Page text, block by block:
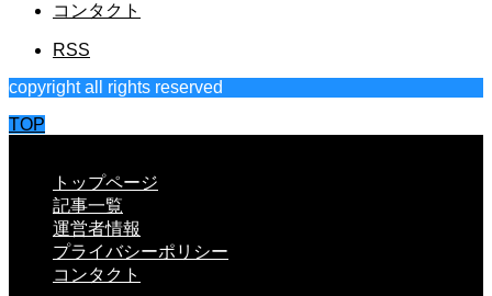
コンタクト
RSS
copyright all rights reserved
TOP
トップページ
記事一覧
運営者情報
プライバシーポリシー
コンタクト